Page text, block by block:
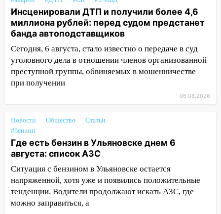
гранату: его задержали
12:34 На Ульяновскую область
надвигается сильнейшая непогода: град
и шквал до 27 м/с
12:31 Ульяновец хотел купить иномарку
из Европы и потерял 760 тысяч рублей
12:00
августа: список АЗС
11:50
случайно задушил его: суд вынес
приговор
11:38
В Ленинском районе пожар
Инсценировали ДТП и получили более 4,6
миллиона рублей: перед судом предстанет
банда автоподставщиков
Сегодня, 6 августа, стало известно о передаче в суд
уголовного дела в отношении членов организованной
преступной группы, обвиняемых в мошенничестве
при получении
06.08.2026
Новости Общество
Статьи
#бензин
Где есть бензин в Ульяновске днем 6
августа: список АЗС
Ситуация с бензином в Ульяновске остается
напряженной, хотя уже и появились положительные
тенденции. Водители продолжают искать АЗС, где
можно заправиться, а